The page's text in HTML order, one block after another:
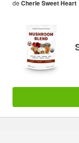
de Cherie Sweet Heart